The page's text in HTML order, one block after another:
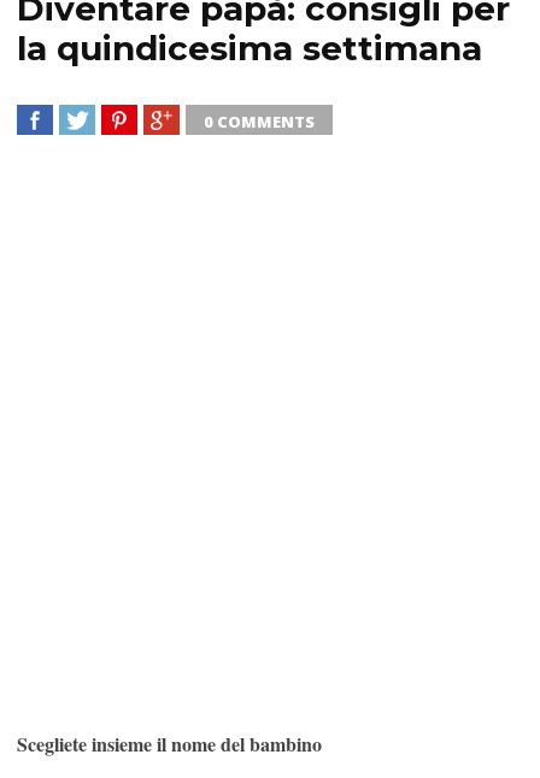
Diventare papà: consigli per
la quindicesima settimana
0 COMMENTS
Scegliete insieme il nome del bambino